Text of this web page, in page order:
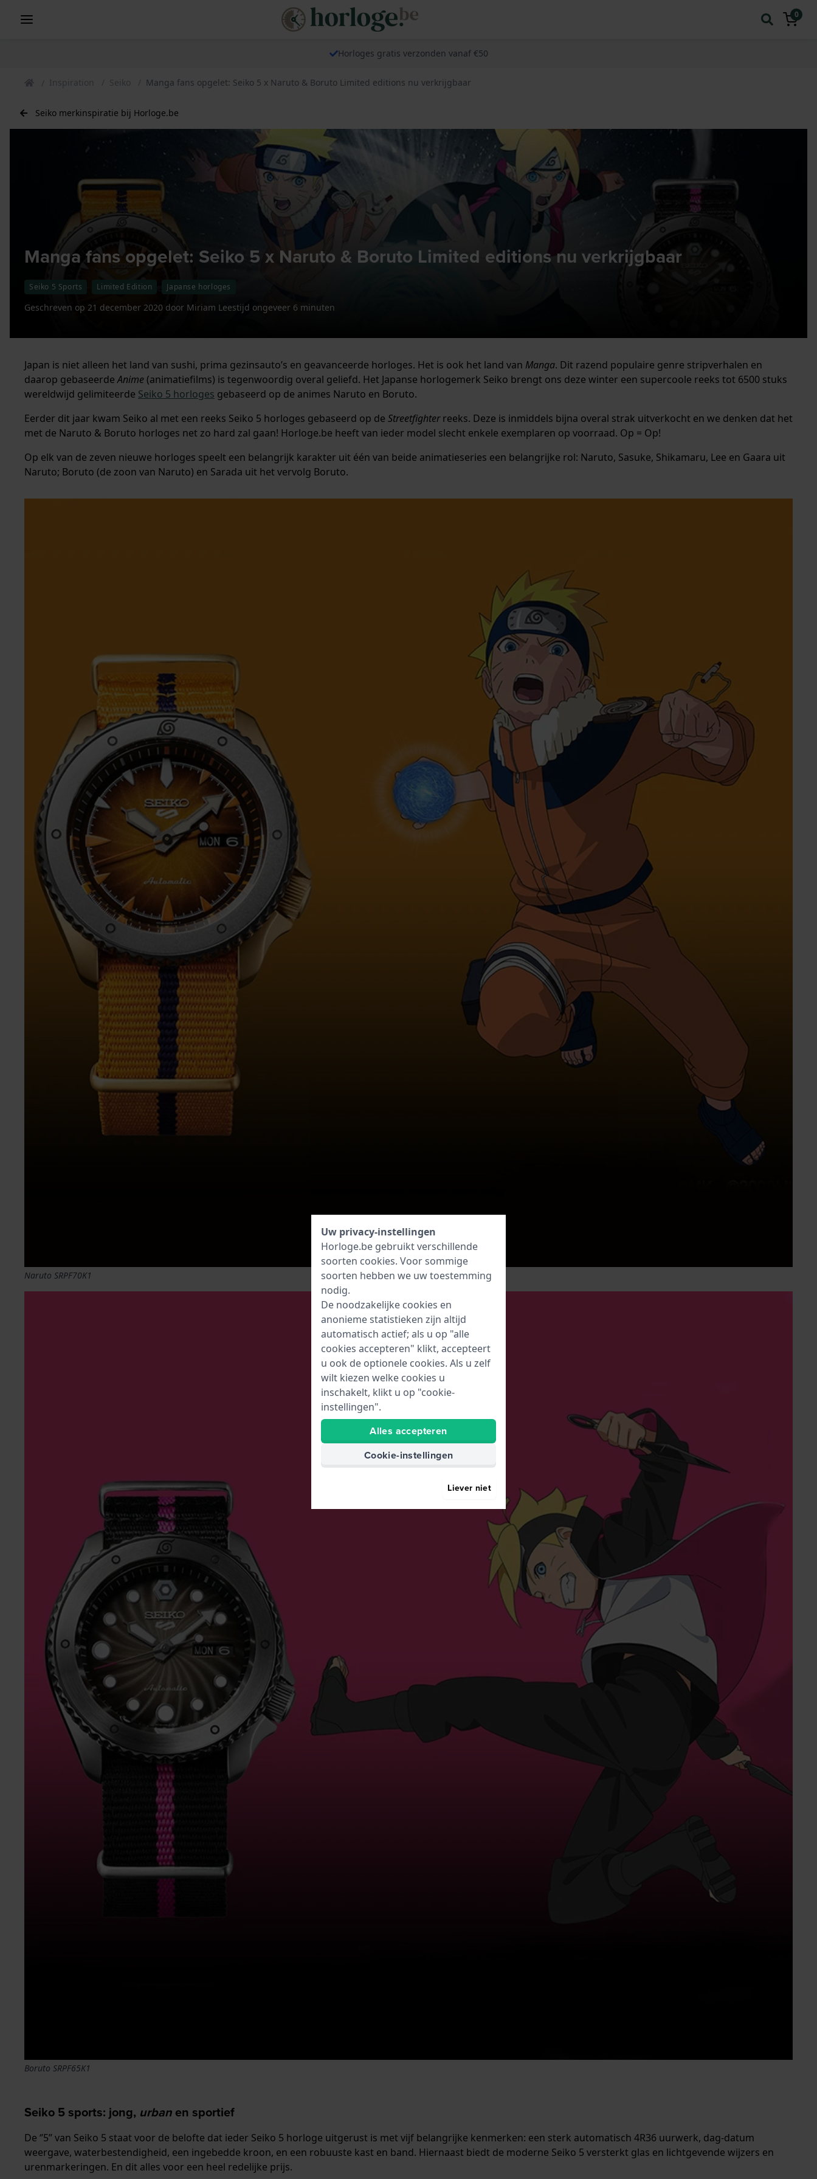
0
Horloges gratis verzonden vanaf €50
Inspiration Seiko Manga fans opgelet: Seiko 5 x Naruto & Boruto Limited editions nu verkrijgbaar
Seiko merkinspiratie bij Horloge.be
Manga fans opgelet: Seiko 5 x Naruto & Boruto Limited editions nu verkrijgbaar
Seiko 5 Sports Limited Edition Japanse horloges
Geschreven op 21 december 2020 door Miriam Leestijd ongeveer 6 minuten
Japan is niet alleen het land van sushi, prima gezinsauto’s en geavanceerde horloges. Het is ook het land van Manga. Dit razend populaire genre stripverhalen en
daarop gebaseerdeAnime (animatiefilms) is tegenwoordig overal geliefd. Het Japanse horlogemerk Seiko brengt ons deze winter een supercoole reeks tot 6500 stuks
wereldwijd gelimiteerde Seiko 5 horloges gebaseerd op de animes Naruto en Boruto.
Eerder dit jaar kwam Seiko al met een reeks Seiko 5 horloges gebaseerd op de Streetfighterreeks. Deze is inmiddels bijna overal strak uitverkocht en we denken dat het
met de Naruto & Boruto horloges net zo hard zal gaan! Horloge.be heeft van ieder model slecht enkele exemplaren op voorraad. Op = Op!
Op elk van de zeven nieuwe horloges speelt een belangrijk karakter uit één van beide animatieseries een belangrijke rol: Naruto, Sasuke, Shikamaru, Lee en Gaara uit
Naruto; Boruto (de zoon van Naruto) en Sarada uit het vervolg Boruto.
Naruto SRPF70K1
Boruto SRPF65K1
Seiko 5 sports: jong, urban en sportief
De ‘’5’’ van Seiko 5 staat voor de belofte dat ieder Seiko 5 horloge uitgerust is met vijf belangrijke kenmerken: een sterk automatisch 4R36 uurwerk, dag-datum
weergave, waterbestendigheid, een ingebedde kroon, en een robuuste kast en band. Hiernaast biedt de moderne Seiko 5 versterkt glas en lichtgevende wijzers en
urenmarkeringen. En dit alles voor een heel redelijke prijs.
Uw privacy-instellingen
Horloge.be gebruikt verschillende
soorten cookies. Voor sommige
soorten hebben we uw toestemming
nodig.
De noodzakelijke cookies en
anonieme statistieken zijn altijd
automatisch actief; als u op "alle
cookies accepteren" klikt, accepteert
u ook de optionele cookies. Als u zelf
wilt kiezen welke cookies u
inschakelt, klikt u op "cookie-
instellingen".
Alles accepteren
Cookie-instellingen
Liever niet